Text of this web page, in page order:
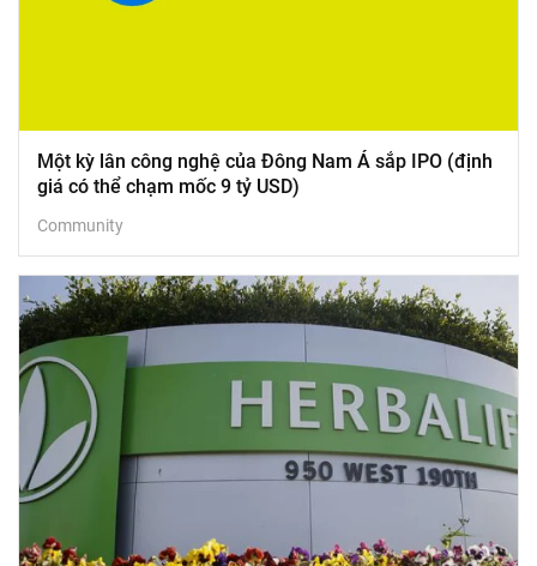
Một kỳ lân công nghệ của Đông Nam Á sắp IPO (định
giá có thể chạm mốc 9 tỷ USD)
Community